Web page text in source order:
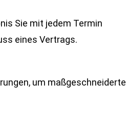
Sie mit jedem Termin
eines Vertrags.
um maßgeschneiderte